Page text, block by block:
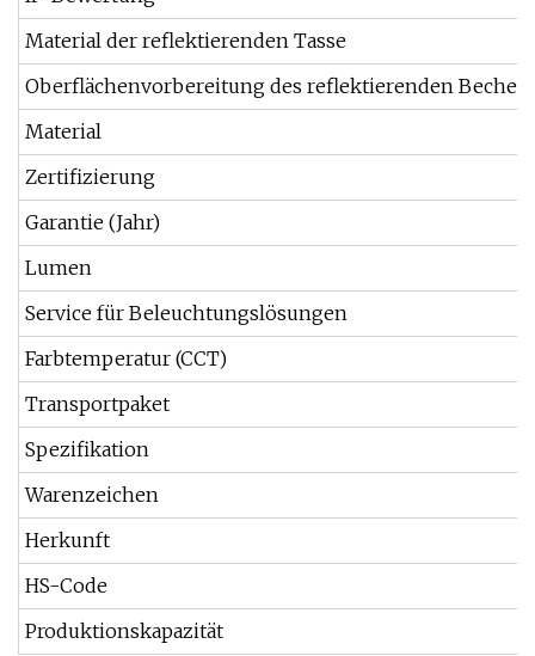
Material der reflektierenden Tasse
Oberflächenvorbereitung des reflektierenden Bechers
Material
Zertifizierung
Garantie (Jahr)
Lumen
Service für Beleuchtungslösungen
Farbtemperatur (CCT)
Transportpaket
Spezifikation
Warenzeichen
Herkunft
HS-Code
Produktionskapazität